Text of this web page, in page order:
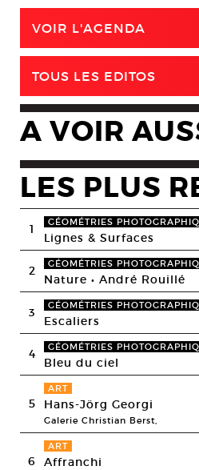
VOIR L'AGENDA
TOUS LES EDITOS
A VOIR
LES PLUS
1 GÉOMÉTRIES
Lignes & Surfaces
2 GÉOMÉTRIES
Nature • André Rouillé
3 GÉOMÉTRIES
Escaliers
4 GÉOMÉTRIES
Bleu du ciel
5
ART
Hans-Jörg Georgi
Galerie Christian Berst,
6
ART
Affranchi